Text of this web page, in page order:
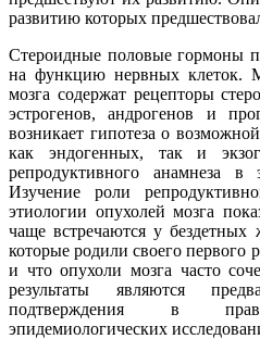
развитию которых
Стероидные половые гормоны
на функцию нервных клеток.
мозга содержат рецепторы
эстрогенов, андрогенов и
возникает гипотеза о
как эндогенных, так и
репродуктивного анамнеза в
Изучение роли
этиологии опухолей мозга
чаще встречаются у
которые родили своего первого
и что опухоли мозга часто
результаты являются
подтверждения в
эпидемиологических